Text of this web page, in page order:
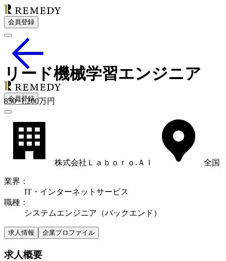
会員登録
会員登録
リード機械学習エンジニア
850~1,200万円
株式会社Ｌａｂｏｒｏ.ＡＩ 全国
業界 ：
IT・インターネットサービス
職種 ：
システムエンジニア（バックエンド）
求人情報 企業プロファイル
求人概要